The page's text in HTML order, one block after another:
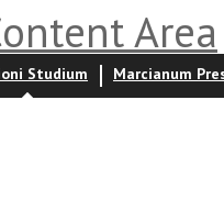
Area
Studium Marcianum